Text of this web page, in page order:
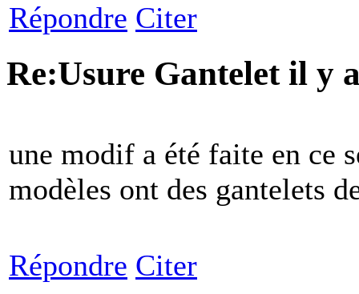
Répondre Citer
Re:Usure Gantelet il y
une modif a été faite en ce
modèles ont des gantelets
Répondre Citer